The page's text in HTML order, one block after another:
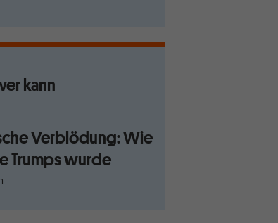
kann
Verblödung: Wie
Trumps wurde